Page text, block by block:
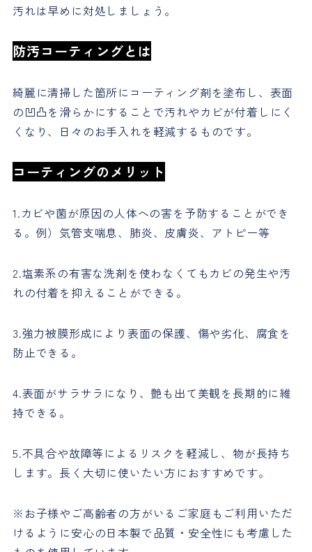
汚れは早めに対処しましょう。
防汚コーティングとは
綺麗に清掃した箇所にコーティング剤を塗布し、表面
の凹凸を滑らかにすることで汚れやカビが付着しにく
くなり、日々のお手入れを軽減するものです。
コーティングのメリット
1.カビや菌が原因の人体への害を予防することができ
る。例）気管支喘息、肺炎、皮膚炎、アトピー等
2.塩素系の有害な洗剤を使わなくてもカビの発生や汚
れの付着を抑えることができる。
3.強力被膜形成により表面の保護、傷や劣化、腐食を
防止できる。
4.表面がサラサラになり、艶も出て美観を長期的に維
持できる。
5.不具合や故障等によるリスクを軽減し、物が長持ち
します。長く大切に使いたい方におすすめです。
※お子様やご高齢者の方がいるご家庭もご利用いただ
けるように安心の日本製で品質・安全性にも考慮した